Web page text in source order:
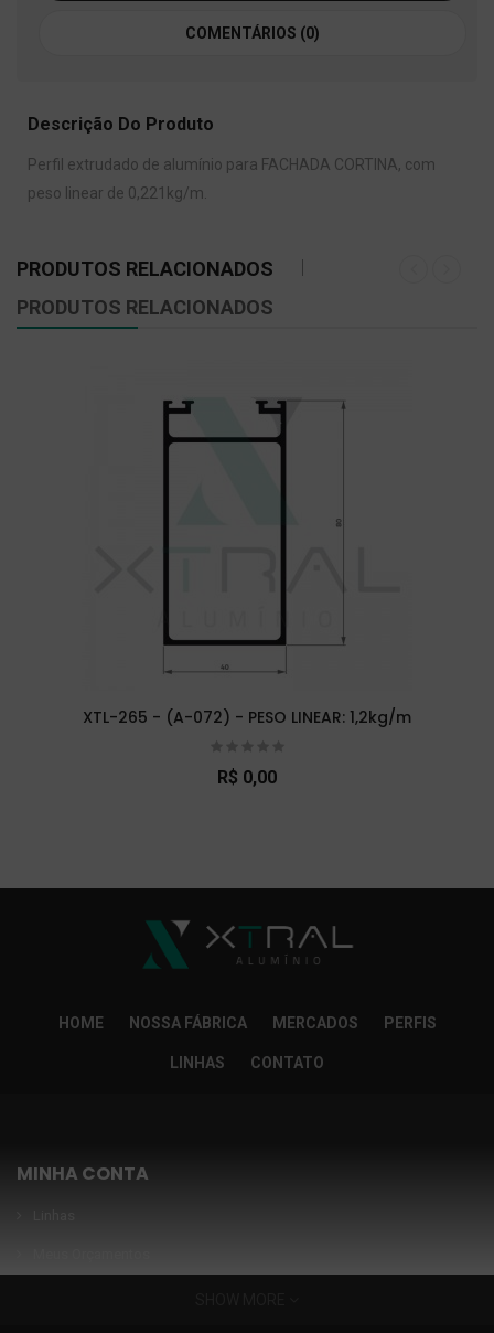
COMENTÁRIOS (0)
Descrição Do Produto
Perfil extrudado de alumínio para FACHADA CORTINA, com
peso linear de 0,221kg/m.
PRODUTOS RELACIONADOS
PRODUTOS RELACIONADOS
XTL-265 - (A-072) - PESO LINEAR: 1,2kg/m
R$ 0,00
HOME NOSSA FÁBRICA MERCADOS PERFIS
LINHAS CONTATO
MINHA CONTA